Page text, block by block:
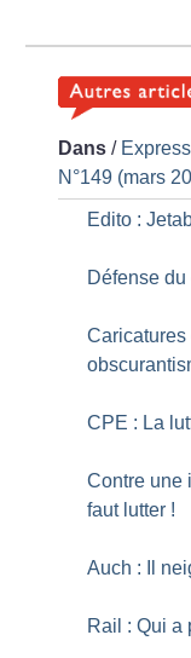
Dans /
N°149 (mars
Edito :
Défense
Caricatures
CPE : La
Contre une
faut lutter !
Auch : Il
Rail : Qui a